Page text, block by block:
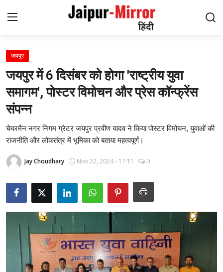
Home
संपर्क करें
हमारे बारे में
जयपुर
मनोरंजन
समाचार
लाइफस्टाइल
अन्य
English
जयपुर
जयपुर में 6 दिसंबर को होगा 'राष्ट्रीय युवा
समागम', पोस्टर विमोचन और प्रेस कॉन्फ्रेंस
संपन्न
चेयरमैन नगर निगम ग्रेटर जयपुर प्रवीण यादव ने किया पोस्टर विमोचन, युवाओं की
राजनीति और लोकतंत्र में भूमिका को बताया महत्वपूर्ण।
Jay Choudhary Nov 22, 2024 - 17:11 0